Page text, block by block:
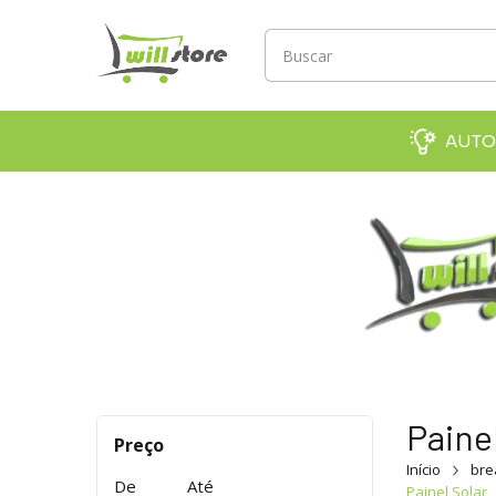
Preço
De Até
Início
Painel Solar